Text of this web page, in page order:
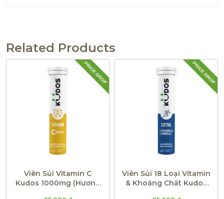
Related Products
Viên Sủi Vitamin C
Kudos 1000mg (Hương
Viên Sủi 18 Loại Vitamin
& Khoáng Chất Kudos